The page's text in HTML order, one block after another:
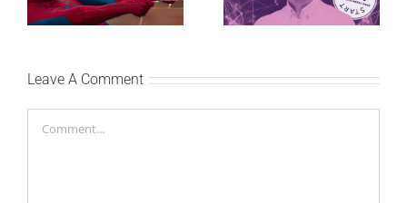
vikenda
primeniš u praksi
Leave A Comment